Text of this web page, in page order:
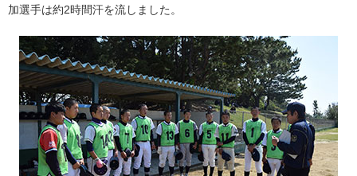
加選手は約2時間汗を流しました。